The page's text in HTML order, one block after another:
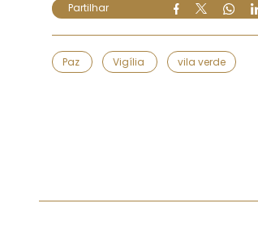
Partilhar
Paz Vigília vila verde